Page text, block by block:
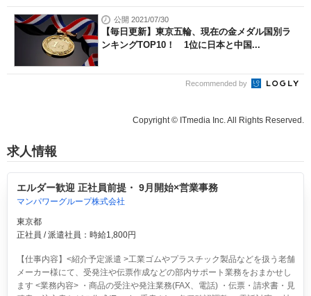
公開 2021/07/30
【毎日更新】東京五輪、現在の金メダル国別ラ
ンキングTOP10！ 1位に日本と中国...
Recommended by
Copyright © ITmedia Inc. All Rights Reserved.
求人情報
エルダー歓迎 正社員前提・ 9月開始×営業事務
マンパワーグループ株式会社
東京都
正社員 / 派遣社員：時給1,800円
【仕事内容】<紹介予定派遣 >工業ゴムやプラスチック製品などを扱う老舗
メーカー様にて、受発注や伝票作成などの部内サポート業務をおまかせし
ます <業務内容> ・商品の受注や発注業務(FAX、電話) ・伝票・請求書・見